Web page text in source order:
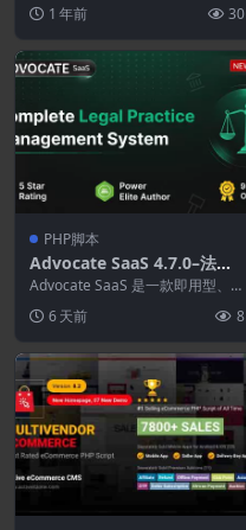
Q... 1 年前 30
PHP脚本
Advocate SaaS 4.7.0–法律
实践管理
Advocate SaaS 是一款即用型、自
师、辩...
6 天前 8